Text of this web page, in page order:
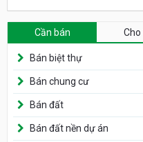
Cần bán
Bán biệt thự
Bán chung cư
Bán đất
Bán đất nền dự án